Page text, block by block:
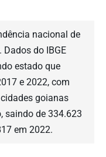
nacional de
do IBGE
estado que
e 2022, com
goianas
saindo de 334.623
em 2022.